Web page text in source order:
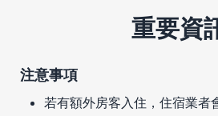
重要資
注意事項
若有額外房客入住，住宿業者